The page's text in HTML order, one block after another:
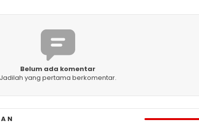
Belum ada komentar
Jadilah yang pertama berkomentar.